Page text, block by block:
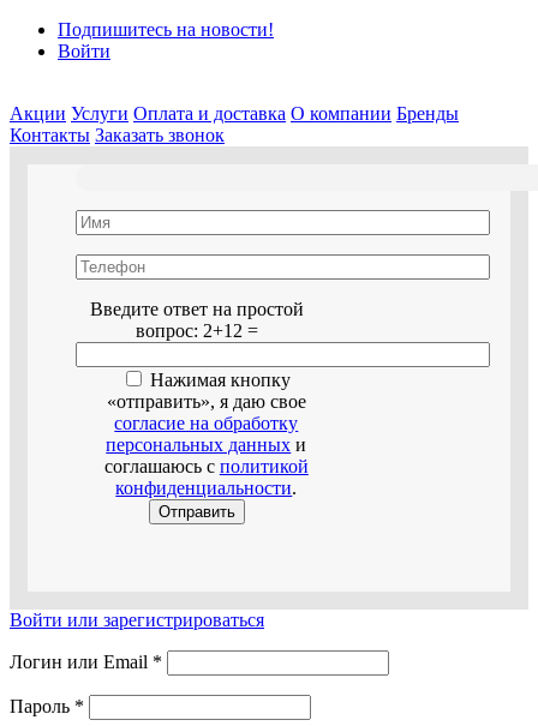
Подпишитесь на новости!
Войти
Акции Услуги Оплата и доставка О компании Бренды
Контакты Заказать звонок
Введите ответ на простой
вопрос: 2+12 =
Нажимая кнопку
«отправить», я даю свое
согласие на обработку
персональных данных и
соглашаюсь с политикой
конфиденциальности.
Войти или зарегистрироваться
Логин или Email *
Пароль *